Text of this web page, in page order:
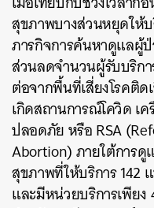
สุขภาพบางส่วนหยุดให้
ภารกิจการค้นหาดูแลผู้ป่
ส่วนลดจำนวนผู้รับบริก
ต่อจากพื้นที่เสี่ยงโรคติ
เกิดสถานการณ์โควิด เ
ปลอดภัย หรือ RSA
Abortion) ภายใต้การ
สุขภาพที่ให้บริการ 142
และมีหน่วยบริการเพียง